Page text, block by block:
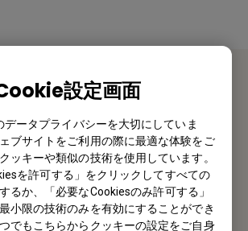
設定画面
データプライバシーを大切にしていま
ブサイトをご利用の際に最適な体験をご
ッキーや類似の技術を使用しています。
を許可する」をクリックしてすべての
るか、「必要なCookiesのみ許可する」
小限の技術のみを有効にすることができ
でもこちらからクッキーの設定をご自身
お問い合わせ
お手伝いさせていただきます。
お問い合わせ